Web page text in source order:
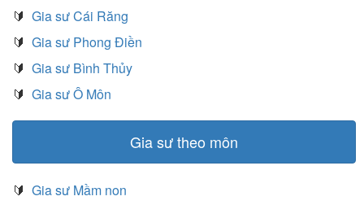
🔰 Gia sư Cái Răng
🔰 Gia sư Phong Điền
🔰 Gia sư Bình Thủy
🔰 Gia sư Ô Môn
Gia sư theo môn
🔰 Gia sư Mầm non